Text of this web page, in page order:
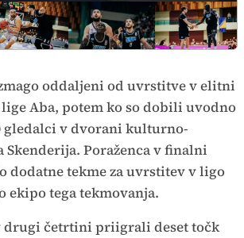
oddaljeni od uvrstitve v elitni
Aba, potem ko so dobili uvodno
gledalci v dvorani kulturno-
Skenderija. Poraženca v finalni
dodatne tekme za uvrstitev v ligo
ekipo tega tekmovanja.
drugi četrtini priigrali deset točk